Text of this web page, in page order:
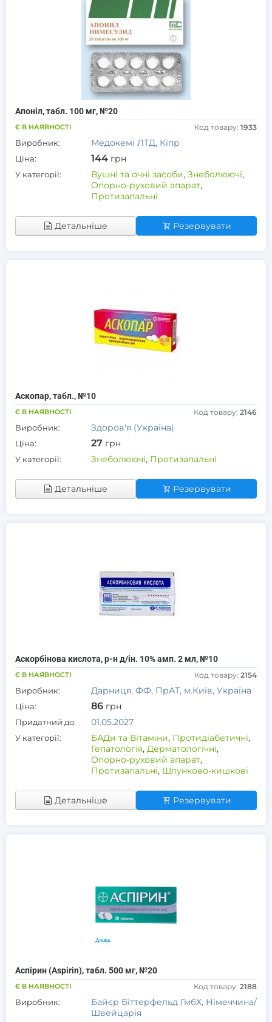
Апоніл, табл. 100 мг, №20
Є В НАЯВНОСТІ Код товару: 1933
Виробник: Медокемі ЛТД, Кіпр
Ціна: 144 грн
У категорії: Вушні та очні засоби, Знеболюючі,
Опорно-руховий апарат,
Протизапальні
Детальніше Резервувати
Аскопар, табл., №10
Є В НАЯВНОСТІ Код товару: 2146
Виробник: Здоров'я (Україна)
Ціна: 27 грн
У категорії: Знеболюючі, Протизапальні
Детальніше Резервувати
Аскорбінова кислота, р-н д/ін. 10% амп. 2 мл, №10
Є В НАЯВНОСТІ Код товару: 2154
Виробник: Дарниця, ФФ, ПрАТ, м.Київ, Україна
Ціна: 86 грн
Придатний до: 01.05.2027
У категорії: БАДи та Вітаміни, Протидіабетичні,
Гепатологія, Дерматологічні,
Опорно-руховий апарат,
Протизапальні, Шлунково-кишкові
Детальніше Резервувати
Аспірин (Aspirin), табл. 500 мг, №20
Є В НАЯВНОСТІ Код товару: 2188
Виробник:
Байєр Біттерфельд ГмбХ, Німеччина/
Швейцарія